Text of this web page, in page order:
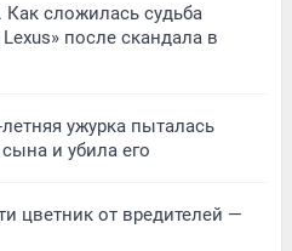
Как сложилась судьба
после скандала в
ужурка пыталась
и убила его
цветник от вредителей —